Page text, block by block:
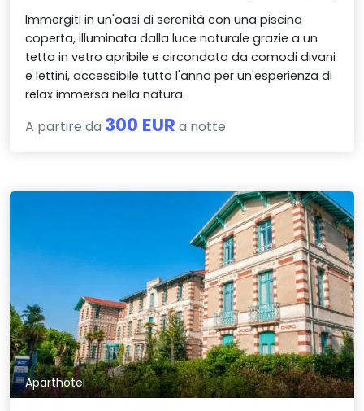
Immergiti in un'oasi di serenità con una piscina
coperta, illuminata dalla luce naturale grazie a un
tetto in vetro apribile e circondata da comodi divani
e lettini, accessibile tutto l'anno per un'esperienza di
relax immersa nella natura.
A partire da 300 EUR a notte
Aparthotel